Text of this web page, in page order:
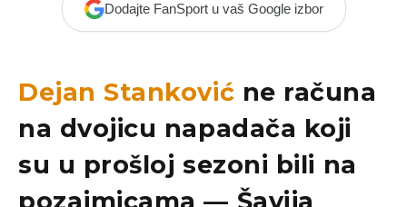
Dodajte FanSport u vaš Google izbor
Dejan Stanković ne računa
na dvojicu napadača koji
su u prošloj sezoni bili na
pozajmicama — Šavija